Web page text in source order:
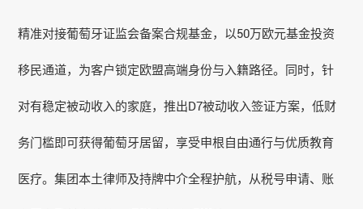
精准对接葡萄牙证监会备案合规基金，以50万欧元基金投资
移民通道，为客户锁定欧盟高端身份与入籍路径。同时，针
对有稳定被动收入的家庭，推出D7被动收入签证方案，低财
务门槛即可获得葡萄牙居留，享受申根自由通行与优质教育
医疗。集团本土律师及持牌中介全程护航，从税号申请、账